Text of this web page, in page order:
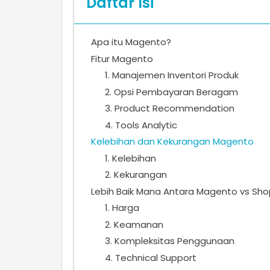
Apa itu Magento?
Fitur Magento
1. Manajemen Inventori Produk
2. Opsi Pembayaran Beragam
3. Product Recommendation
4. Tools Analytic
Kelebihan dan Kekurangan Magento
1. Kelebihan
2. Kekurangan
Lebih Baik Mana Antara Magento vs
1. Harga
2. Keamanan
3. Kompleksitas Penggunaan
4. Technical Support